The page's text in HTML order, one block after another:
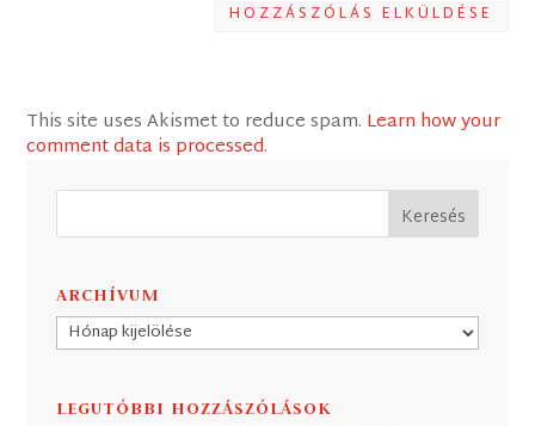
HOZZÁSZÓLÁS ELKÜLDÉSE
This site uses Akismet to reduce spam. Learn how your
comment data is processed.
ARCHÍVUM
Archívum
LEGUTÓBBI HOZZÁSZÓLÁSOK